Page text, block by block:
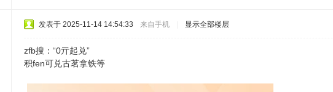
发表于 2025-11-14 14:54:33 来自手机 显示全部楼层
zfb搜：“0亓起兑”
积fen可兑古茗拿铁等